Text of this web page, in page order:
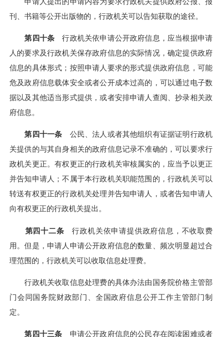
刊、书籍等公开出版物的，行政机关可以告知获取的途径。
第四十条 行政机关依申请公开政府信息，应当根据申请
人的要求及行政机关保存政府信息的实际情况，确定提供政府
信息的具体形式；按照申请人要求的形式提供政府信息，可能
危及政府信息载体安全或者公开成本过高的，可以通过电子数
据以及其他适当形式提供，或者安排申请人查阅、抄录相关政
府信息。
第四十一条 公民、法人或者其他组织有证据证明行政机
关提供的与其自身相关的政府信息记录不准确的，可以要求行
政机关更正。有权更正的行政机关审核属实的，应当予以更正
并告知申请人；不属于本行政机关职能范围的，行政机关可以
转送有权更正的行政机关处理并告知申请人，或者告知申请人
向有权更正的行政机关提出。
第四十二条 行政机关依申请提供政府信息，不收取费
用。但是，申请人申请公开政府信息的数量、频次明显超过合
理范围的，行政机关可以收取信息处理费。
行政机关收取信息处理费的具体办法由国务院价格主管部
门会同国务院财政部门、全国政府信息公开工作主管部门制
定。
第四十三条 申请公开政府信息的公民存在阅读困难或者